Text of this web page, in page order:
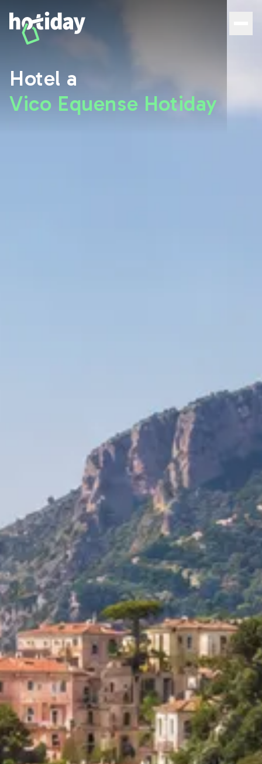
Hotel a
Vico Equense Hotiday